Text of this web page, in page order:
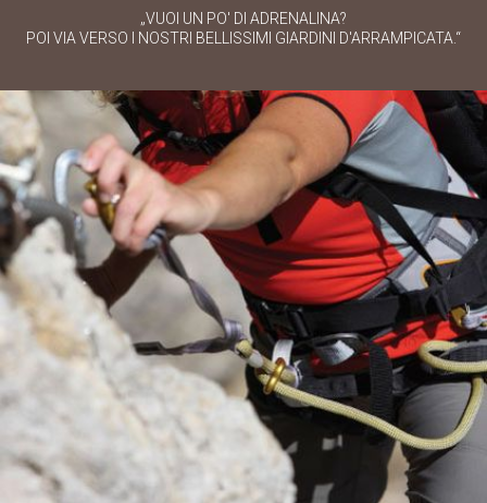
„VUOI UN PO' DI ADRENALINA?
POI VIA VERSO I NOSTRI BELLISSIMI GIARDINI D'ARRAMPICATA.“